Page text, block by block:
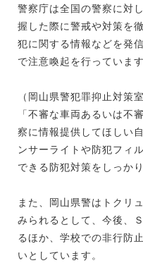
警察庁は全国の警察に対
握した際に警戒や対策を
犯に関する情報などを発
で注意喚起を行っています
（岡山県警犯罪抑止対策
「不審な車両あるいは不
察に情報提供してほしい
ンサーライトや防犯フィ
できる防犯対策をしっか
また、岡山県警はトクリ
みられるとして、今後、
るほか、学校での非行防
いとしています。